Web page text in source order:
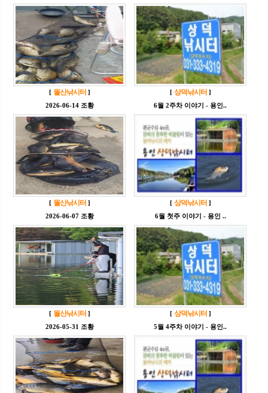
[ 월산낚시터 ]
2026-06-14 조황
[ 상덕낚시터 ]
6월 2주차 이야기 - 용인..
[ 월산낚시터 ]
2026-06-07 조황
[ 상덕낚시터 ]
6월 첫주 이야기 - 용인 ..
[ 월산낚시터 ]
2026-05-31 조황
[ 상덕낚시터 ]
5월 4주차 이야기 - 용인..